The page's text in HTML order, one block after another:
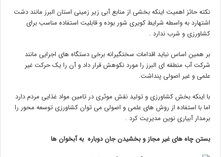
نکته حائز اهمیت اینکه بخشی از منابع آبی زیر زمینی استان البرز مانند دشت
اشتهارد به واسطه شرایط کویری شور بوده و قابلیت استفاده مناسب برای
کشاورزی و شرب ندارد .
بر همین اساس نباید اقدامات سختگیرانه برخی دستگاه های اجرایی مانند
شرکت آب منطقه ای البرز را مورد نکوهش قرار داد و آن را یک حرکت غیر
علمی و غیر اصولی پنداشت.
با اینکه بخش کشاورزی و تولید نقش موثری در تامین مواد غذایی مردم دارد
اما با استفاده از روش های علمی و اصولی می توان کشاورزی توسعه محور را
برمدار آبیاری نوین مدیریت کرد .
بستن چاه های غیر مجاز و بخشیدن جان دوباره به آبخوان ها